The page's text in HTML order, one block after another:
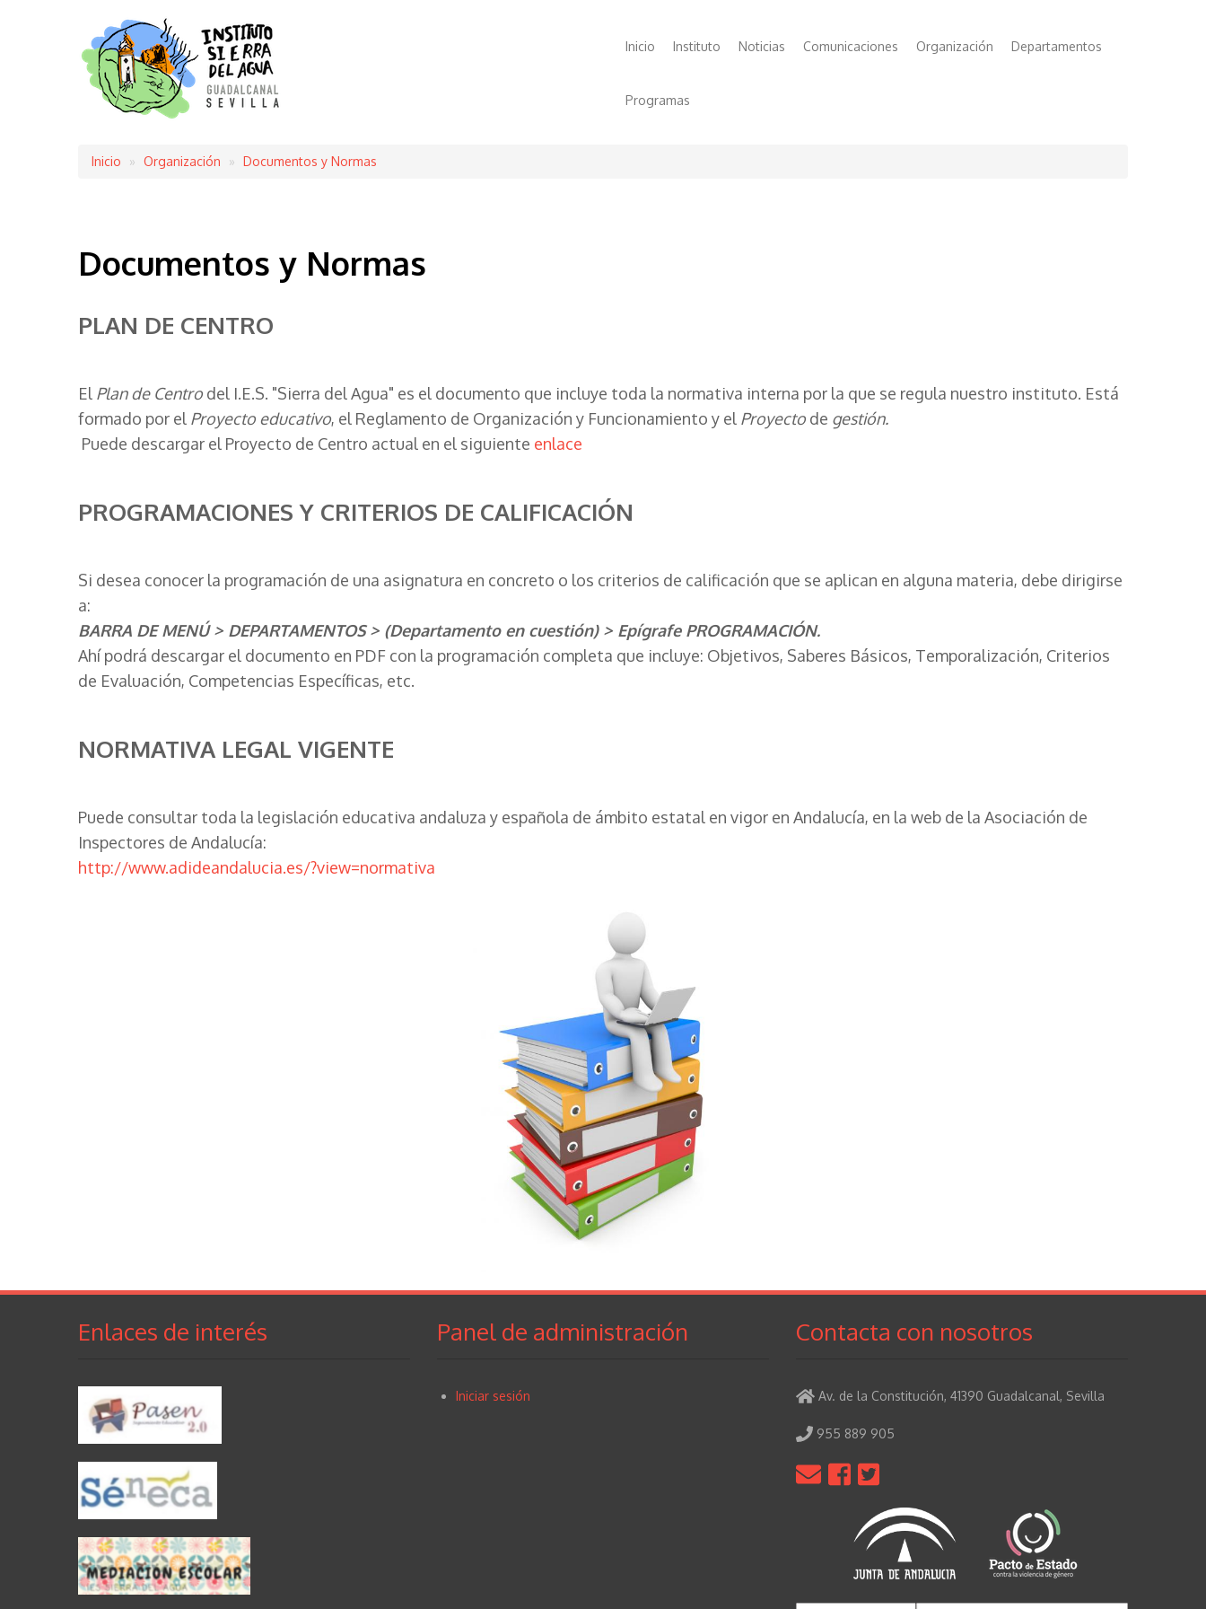
Main
Inicio Instituto Noticias Comunicaciones Organización Departamentos
Programas
Sobrescribir
ayuda
a
navegación
Inicio Organización Documentos y Normas
Documentos y Normas
PLAN DE CENTRO
El Plan de Centro del I.E.S. "Sierra del Agua" es el documento que incluye toda la normativa interna por la que se regula nuestro instituto. Está
formado por el Proyecto educativo, el Reglamento de Organización y Funcionamiento y el Proyecto de gestión.
Puede descargar el Proyecto de Centro actual en el siguiente enlace
PROGRAMACIONES Y CRITERIOS DE CALIFICACIÓN
Si desea conocer la programación de una asignatura en concreto o los criterios de calificación que se aplican en alguna materia, debe dirigirse
a:
BARRA DE MENÚ > DEPARTAMENTOS > (Departamento en cuestión) > Epígrafe PROGRAMACIÓN.
Ahí podrá descargar el documento en PDF con la programación completa que incluye: Objetivos, Saberes Básicos, Temporalización, Criterios
de Evaluación, Competencias Específicas, etc.
NORMATIVA LEGAL VIGENTE
Puede consultar toda la legislación educativa andaluza y española de ámbito estatal en vigor en Andalucía, en la web de la Asociación de
Inspectores de Andalucía:
http://www.adideandalucia.es/?view=normativa
Enlaces de interés Panel de administración
User
Iniciar sesión
Contacta con nosotros
Av. de la Constitución, 41390 Guadalcanal, Sevilla
955 889 905